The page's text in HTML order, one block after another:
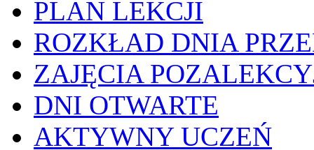
PLAN LEKCJI
ROZKŁAD DNIA
ZAJĘCIA
DNI OTWARTE
AKTYWNY UCZEŃ